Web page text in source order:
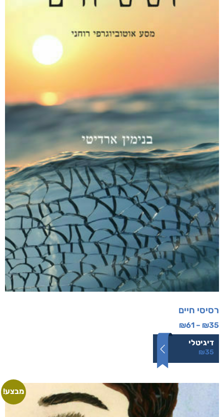
רסיסי חיים
₪35
–
₪61
דיגיטלי
₪35
מבצע!